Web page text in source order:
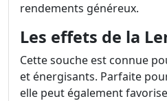
rendements généreux.
Les effets de la
Cette souche est connue
et énergisants. Parfaite
elle peut également